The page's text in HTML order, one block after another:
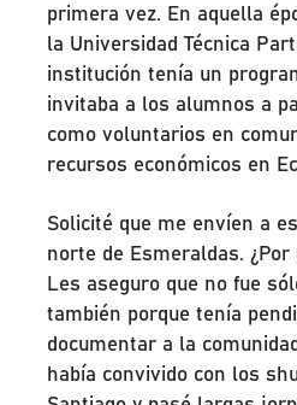
primera vez. En aquella
la Universidad Técnica
institución tenía un
invitaba a los alumnos a
como voluntarios en
recursos económicos en
Solicité que me envíen a
norte de Esmeraldas. ¿Por
Les aseguro que no fue
también porque tenía
documentar a la
había convivido con los